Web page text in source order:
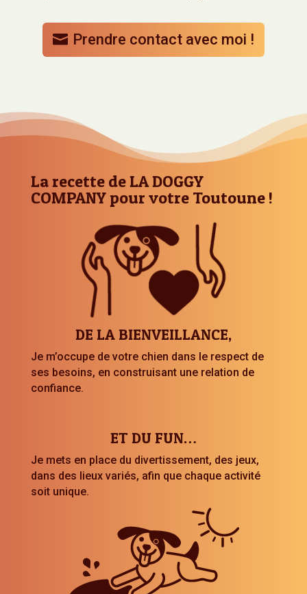
Prendre contact avec moi !
La recette de LA DOGGY
COMPANY pour votre Toutoune !
DE LA BIENVEILLANCE,
Je m’occupe de votre chien dans le respect de
ses besoins, en construisant une relation de
confiance.
ET DU FUN…
Je mets en place du divertissement, des jeux,
dans des lieux variés, afin que chaque activité
soit unique.